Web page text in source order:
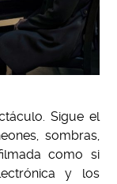
Sigue el
sombras,
como si
y los